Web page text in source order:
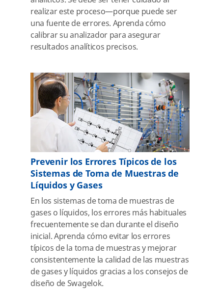
realizar este proceso—porque puede ser
una fuente de errores. Aprenda cómo
calibrar su analizador para asegurar
resultados analíticos precisos.
Prevenir los Errores Típicos de los
Sistemas de Toma de Muestras de
Líquidos y Gases
En los sistemas de toma de muestras de
gases o líquidos, los errores más habituales
frecuentemente se dan durante el diseño
inicial. Aprenda cómo evitar los errores
típicos de la toma de muestras y mejorar
consistentemente la calidad de las muestras
de gases y líquidos gracias a los consejos de
diseño de Swagelok.